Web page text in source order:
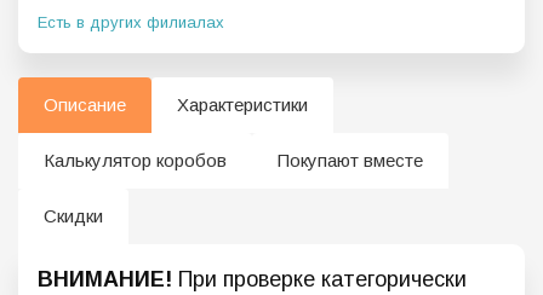
Есть в других филиалах
Описание Характеристики
Калькулятор коробов Покупают вместе
Скидки
ВНИМАНИЕ! При проверке категорически